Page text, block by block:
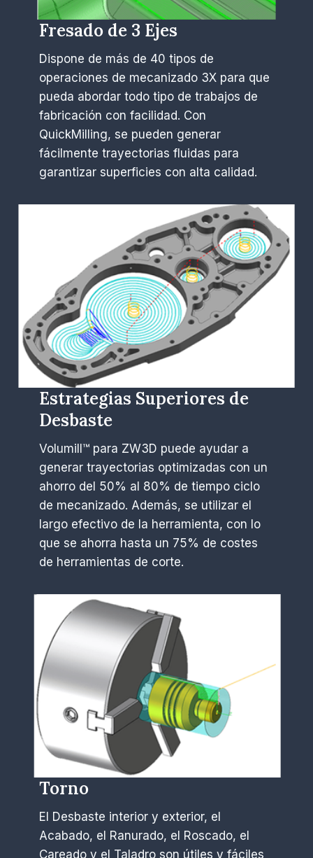
Fresado de 3 Ejes
Dispone de más de 40 tipos de
operaciones de mecanizado 3X para que
pueda abordar todo tipo de trabajos de
fabricación con facilidad. Con
QuickMilling, se pueden generar
fácilmente trayectorias fluidas para
garantizar superficies con alta calidad.
Estrategias Superiores de
Desbaste
Volumill™ para ZW3D puede ayudar a
generar trayectorias optimizadas con un
ahorro del 50% al 80% de tiempo ciclo
de mecanizado. Además, se utilizar el
largo efectivo de la herramienta, con lo
que se ahorra hasta un 75% de costes
de herramientas de corte.
Torno
El Desbaste interior y exterior, el
Acabado, el Ranurado, el Roscado, el
Careado y el Taladro son útiles y fáciles